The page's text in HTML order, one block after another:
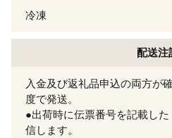
冷凍
配送注
入金及び返礼品申込の両方が
度で発送。
●出荷時に伝票番号を記載し
信します。